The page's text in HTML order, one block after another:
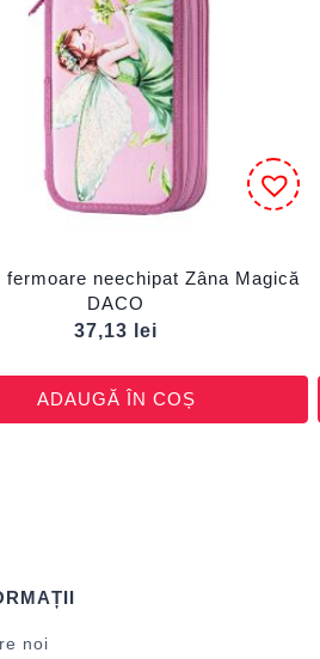
fermoare neechipat Zâna Magică
DACO
37,13
lei
ADAUGĂ ÎN COȘ
noi